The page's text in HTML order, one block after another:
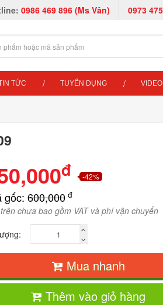
0986 469 896 (Ms Vân) 0973
TỨC TUYỂN DỤNG VIDEO
đ -42%
gốc:600,000 đ
chưa bao gồm VAT và phí vận chuyển
Mua nhanh
Thêm vào giỏ hàng